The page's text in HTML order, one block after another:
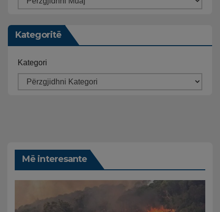
Kategoritë
Kategori
Më interesante